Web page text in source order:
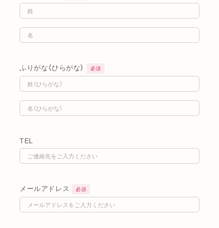
ふりがな（ひらがな） 必須
TEL
メールアドレス 必須